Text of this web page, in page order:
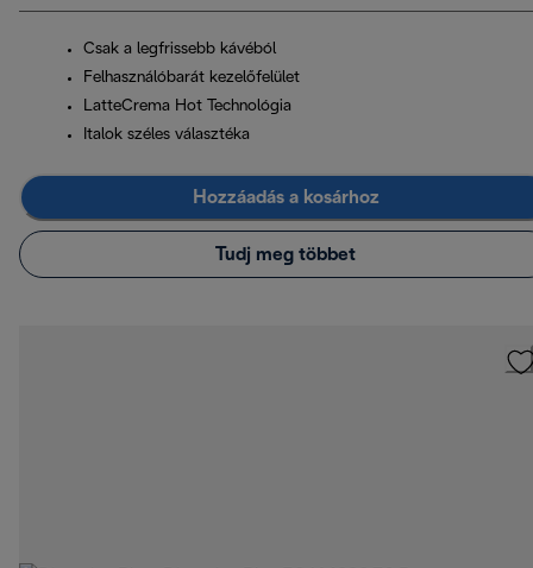
Csak a legfrissebb kávéból
Felhasználóbarát kezelőfelület
LatteCrema Hot Technológia
Italok széles választéka
Hozzáadás a kosárhoz
Tudj meg többet